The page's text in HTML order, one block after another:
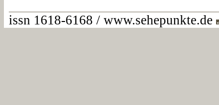
issn 1618-6168 / www.sehepunkte.de